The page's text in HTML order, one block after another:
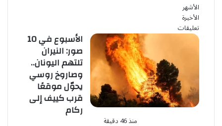
روشن
الأشهر
الأخيرة
تعليقات
الأسبوع في 10
صور: النيران
تلتهم اليونان..
وصاروخ روسي
يحوّل موقعًا
قرب كييف إلى
ركام
منذ 46 دقيقة